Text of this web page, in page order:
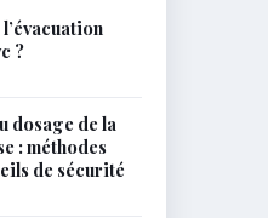
?
dosage de la
: méthodes
de sécurité